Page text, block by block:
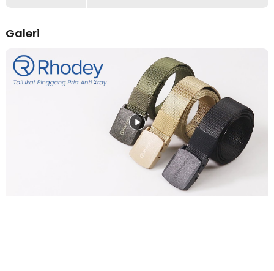
Potong dan atur panjang sabuk sesuai kebutuhan agar nyaman dan
mudah digunakan. Mekanisme pengaturannya pun mudah sehingga
Kelengkapan Produk
Rincian yang Anda dapatkan untuk pembelian produk ini:
1 x Rhodey Tali Ikat Pinggang Pria Anti X-Ray Plastik Automatic
Galeri